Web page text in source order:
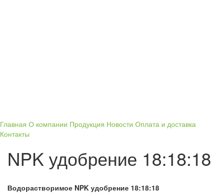
Главная О компании Продукция Новости Оплата и доставка
Контакты
NPK удобрение 18:18:18
Водорастворимое NPK удобрение 18:18:18